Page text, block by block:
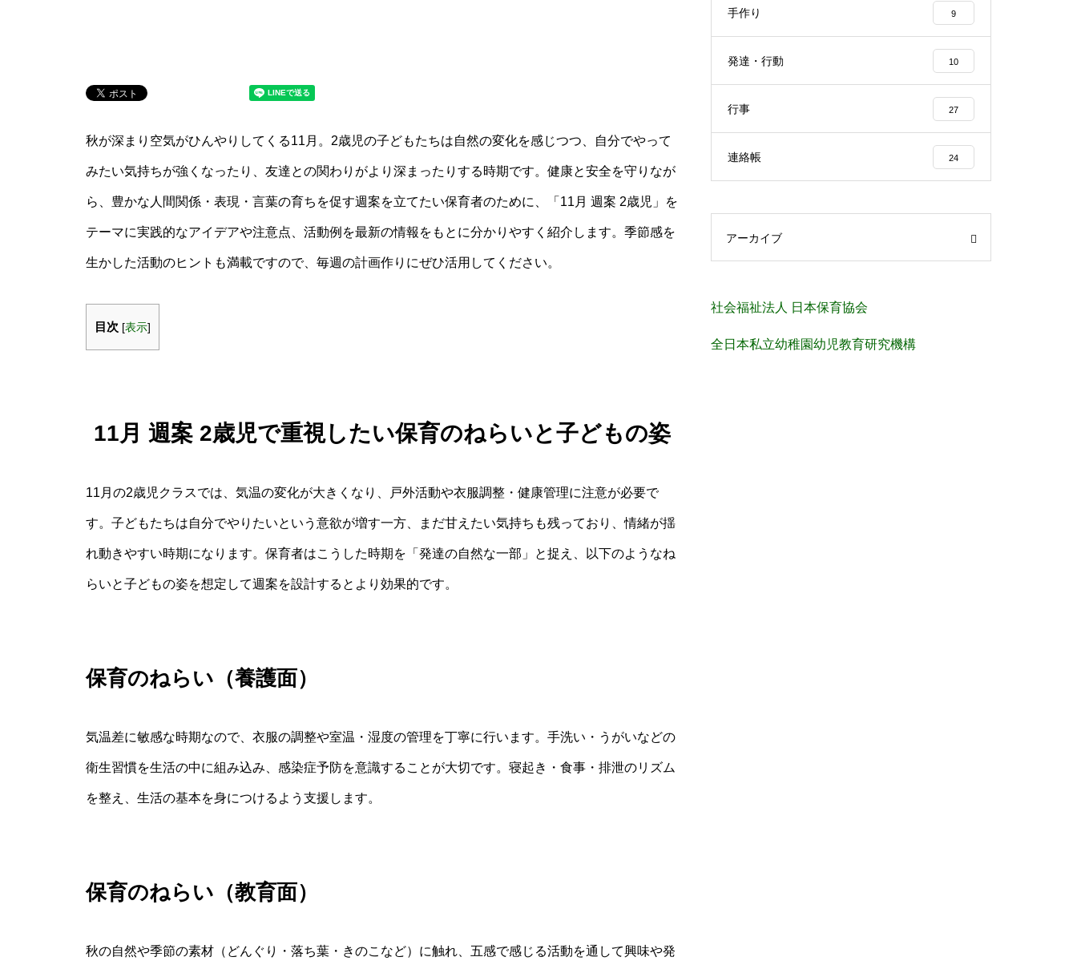
秋が深まり空気がひんやりしてくる11月。2歳児の子どもたちは自然の変化を感じつつ、自分でやって
みたい気持ちが強くなったり、友達との関わりがより深まったりする時期です。健康と安全を守りなが
ら、豊かな人間関係・表現・言葉の育ちを促す週案を立てたい保育者のために、「11月 週案 2歳児」を
テーマに実践的なアイデアや注意点、活動例を最新の情報をもとに分かりやすく紹介します。季節感を
生かした活動のヒントも満載ですので、毎週の計画作りにぜひ活用してください。
目次 [表示]
11月 週案 2歳児で重視したい保育のねらいと子どもの姿
11月の2歳児クラスでは、気温の変化が大きくなり、戸外活動や衣服調整・健康管理に注意が必要で
す。子どもたちは自分でやりたいという意欲が増す一方、まだ甘えたい気持ちも残っており、情緒が揺
れ動きやすい時期になります。保育者はこうした時期を「発達の自然な一部」と捉え、以下のようなね
らいと子どもの姿を想定して週案を設計するとより効果的です。
保育のねらい（養護面）
気温差に敏感な時期なので、衣服の調整や室温・湿度の管理を丁寧に行います。手洗い・うがいなどの
衛生習慣を生活の中に組み込み、感染症予防を意識することが大切です。寝起き・食事・排泄のリズム
を整え、生活の基本を身につけるよう支援します。
保育のねらい（教育面）
秋の自然や季節の素材（どんぐり・落ち葉・きのこなど）に触れ、五感で感じる活動を通して興味や発
手作り 9
発達・行動 10
行事 27
連絡帳 24
アーカイブ
社会福祉法人 日本保育協会
全日本私立幼稚園幼児教育研究機構